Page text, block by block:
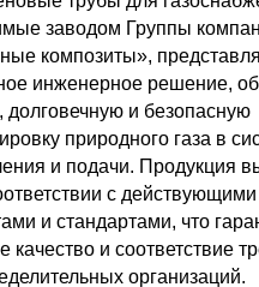
заводом Группы
композиты»,
инженерное решение,
и безопасную
природного газа в
и подачи. Продукция
с
и стандартами, что
качество и соответствие
организаций.